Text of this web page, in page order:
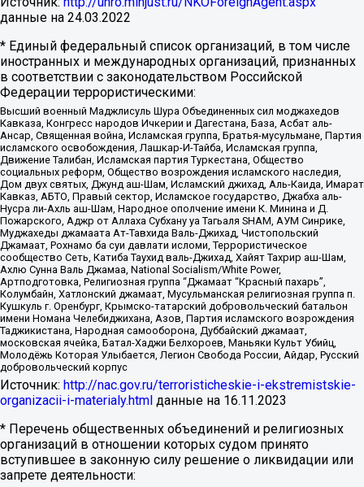
данные на 24.03.2022
* Единый федеральный список организаций, в том числе
иностранных и международных организаций, признанных
в соответствии с законодательством Российской
Федерации террористическими:
Высший военный Маджлисуль Шура Объединенных сил моджахедов
Кавказа, Конгресс народов Ичкерии и Дагестана, База, Асбат аль-
Ансар, Священная война, Исламская группа, Братья-мусульмане, Партия
исламского освобождения, Лашкар-И-Тайба, Исламская группа,
Движение Талибан, Исламская партия Туркестана, Общество
социальных реформ, Общество возрождения исламского наследия,
Дом двух святых, Джунд аш-Шам, Исламский джихад, Аль-Каида, Имарат
Кавказ, АБТО, Правый сектор, Исламское государство, Джабха аль-
Нусра ли-Ахль аш-Шам, Народное ополчение имени К. Минина и Д.
Пожарского, Аджр от Аллаха Субхану уа Тагьаля SHAM, АУМ Синрике,
Муджахеды джамаата Ат-Тавхида Валь-Джихад, Чистопольский
Джамаат, Рохнамо ба суи давлати исломи, Террористическое
сообщество Сеть, Катиба Таухид валь-Джихад, Хайят Тахрир аш-Шам,
Ахлю Сунна Валь Джамаа, National Socialism/White Power,
Артподготовка, Религиозная группа “Джамаат “Красный пахарь”,
Колумбайн, Хатлонский джамаат, Мусульманская религиозная группа п.
Кушкуль г. Оренбург, Крымско-татарский добровольческий батальон
имени Номана Челебиджихана, Азов, Партия исламского возрождения
Таджикистана, Народная самооборона, Дуббайский джамаат,
московская ячейка, Батал-Хаджи Белхороев, Маньяки Культ Убийц,
Молодёжь Которая Улыбается, Легион Свобода России, Айдар, Русский
добровольческий корпус
Источник: http://nac.gov.ru/terroristicheskie-i-ekstremistskie-
organizacii-i-materialy.html данные на 16.11.2023
* Перечень общественных объединений и религиозных
организаций в отношении которых судом принято
вступившее в законную силу решение о ликвидации или
запрете деятельности: